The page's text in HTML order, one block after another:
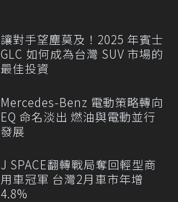
讓對手望塵莫及！2025 年賓士
GLC 如何成為台灣 SUV 市場的
最佳投資
Mercedes-Benz 電動策略轉向
EQ 命名淡出 燃油與電動並行
發展
J SPACE翻轉戰局奪回輕型商
用車冠軍 台灣2月車市年增
4.8%